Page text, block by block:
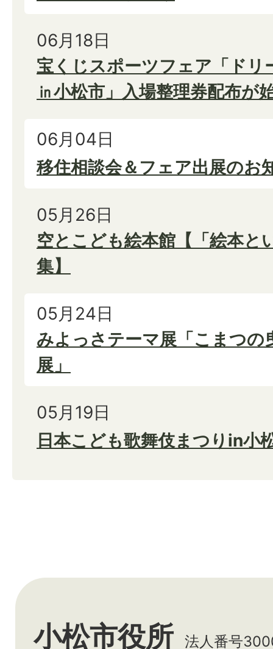
06月18日
宝くじスポーツフェア「ドリ
㏌小松市」入場整理券配布が
06月04日
移住相談会＆フェア出展のお
05月26日
空とこども絵本館【「絵本と
集】
05月24日
みよっさテーマ展「こまつの
展」
05月19日
日本こども歌舞伎まつりin小
小松市役所 法人番号